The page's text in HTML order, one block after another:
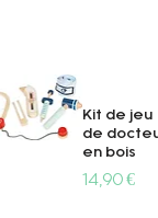
Kit de jeu
de
en bois
Prix
14,90 €